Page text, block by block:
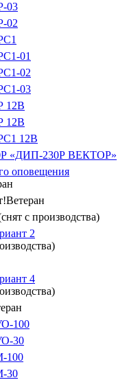
03
02
01
02
03
12В
12В
12В
«ДИП-230Р ВЕКТОР»
оповещения
Ветеран
с производства)
2
4
100
30
100
30